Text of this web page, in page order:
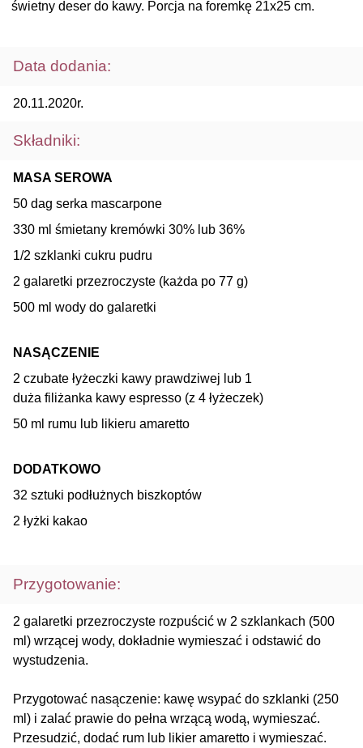
świetny deser do kawy. Porcja na foremkę 21x25 cm.
Data dodania:
20.11.2020r.
Składniki:
MASA SEROWA
50 dag serka mascarpone
330 ml śmietany kremówki 30% lub 36%
1/2 szklanki cukru pudru
2 galaretki przezroczyste (każda po 77 g)
500 ml wody do galaretki
NASĄCZENIE
2 czubate łyżeczki kawy prawdziwej lub 1
duża filiżanka kawy espresso (z 4 łyżeczek)
50 ml rumu lub likieru amaretto
DODATKOWO
32 sztuki podłużnych biszkoptów
2 łyżki kakao
Przygotowanie:
2 galaretki przezroczyste rozpuścić w 2 szklankach (500
ml) wrzącej wody, dokładnie wymieszać i odstawić do
wystudzenia.
Przygotować nasączenie: kawę wsypać do szklanki (250
ml) i zalać prawie do pełna wrzącą wodą, wymieszać.
Przesudzić, dodać rum lub likier amaretto i wymieszać.